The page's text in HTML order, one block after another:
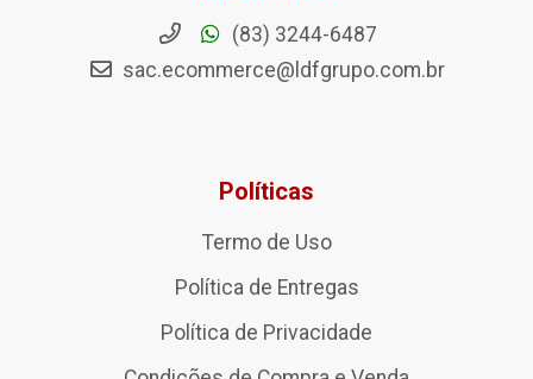
(83) 3244-6487
sac.ecommerce@ldfgrupo.com.br
Políticas
Termo de Uso
Política de Entregas
Política de Privacidade